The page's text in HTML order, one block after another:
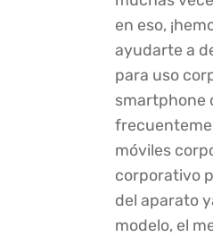
en eso,
ayudarte a
para uso
smartphone
móviles
corporativo
del aparato
modelo, el